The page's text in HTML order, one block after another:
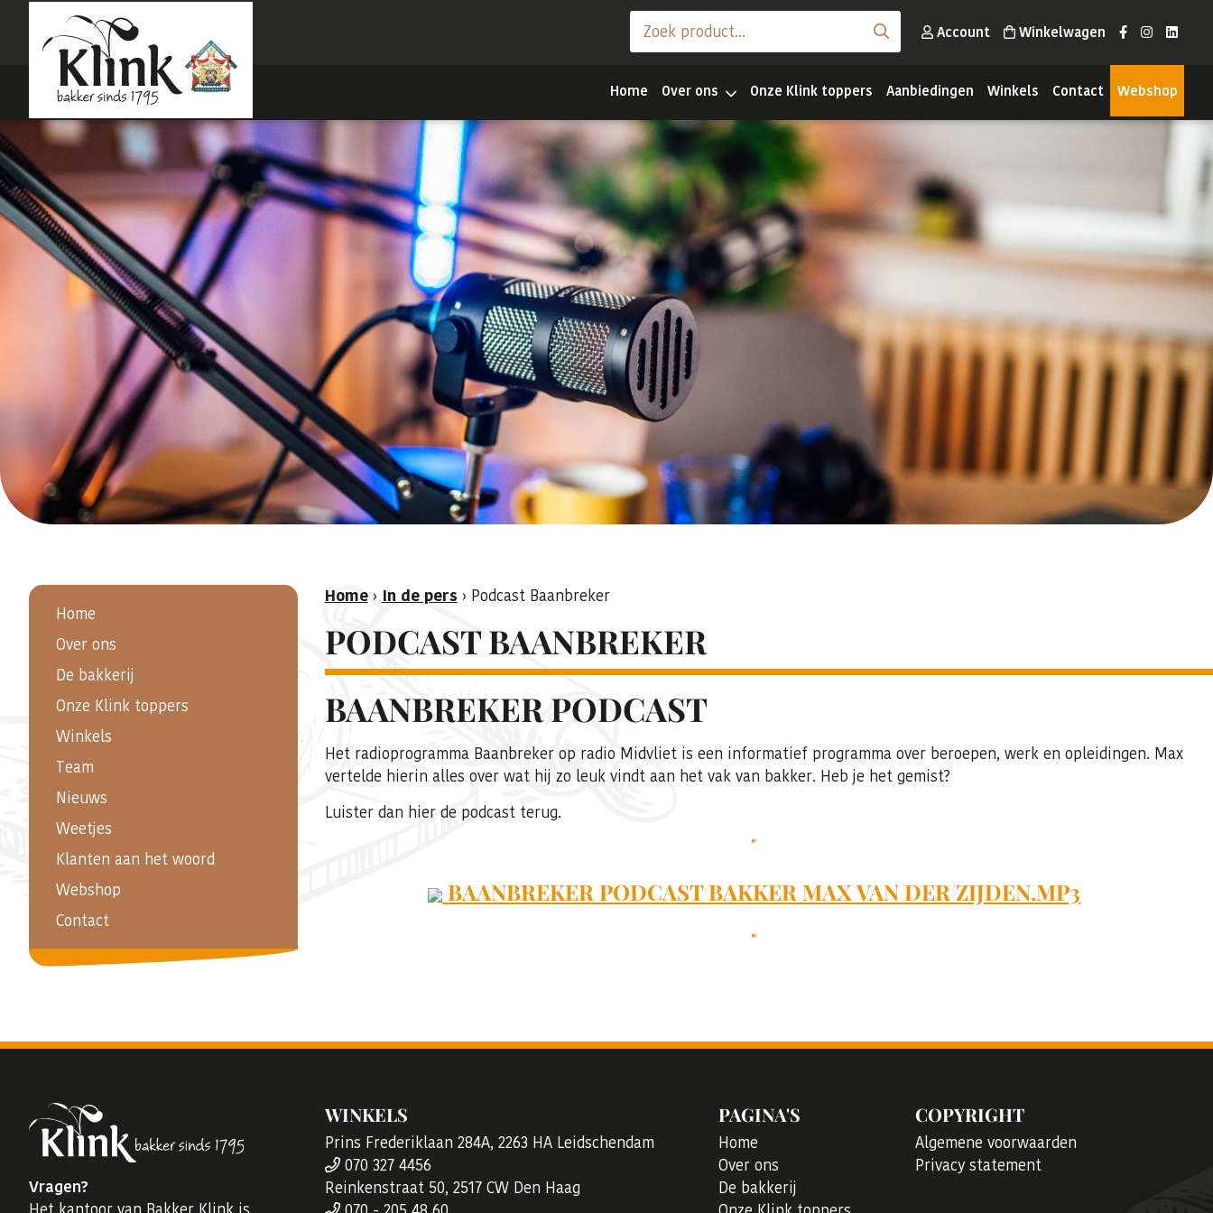
Account Winkelwagen
Home Over ons Onze Klink toppers Aanbiedingen Winkels Contact Webshop
Home
Over ons
De bakkerij
Onze Klink toppers
Winkels
Team
Nieuws
Weetjes
Klanten aan het woord
Webshop
Contact
Home› In de pers › Podcast Baanbreker
PODCAST BAANBREKER
BAANBREKER PODCAST
Het radioprogramma Baanbreker op radio Midvliet is een informatief programma over beroepen, werk en opleidingen. Max
vertelde hierin alles over wat hij zo leuk vindt aan het vak van bakker. Heb je het gemist?
Luister dan hier de podcast terug.
BAANBREKER PODCAST BAKKER MAX VAN DER ZIJDEN.MP3
Vragen?
WINKELS
Prins Frederiklaan 284A, 2263 HA Leidschendam
070 327 4456
Reinkenstraat 50, 2517 CW Den Haag
PAGINA'S
Home
Over ons
De bakkerij
COPYRIGHT
Algemene voorwaarden
Privacy statement